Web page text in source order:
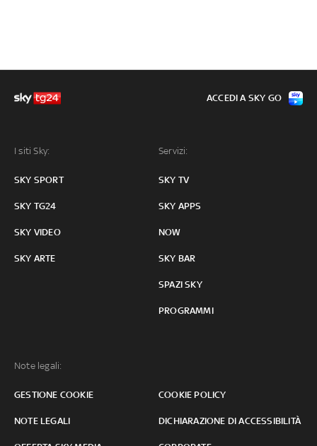
I siti Sky:
SKY SPORT
SKY TG24
SKY VIDEO
SKY ARTE
Servizi:
SKY TV
SKY APPS
NOW
SKY BAR
SPAZI SKY
PROGRAMMI
Note legali:
GESTIONE COOKIE COOKIE POLICY
NOTE LEGALI DICHIARAZIONE DI ACCESSIBILITÀ
ACCEDI A SKY GO